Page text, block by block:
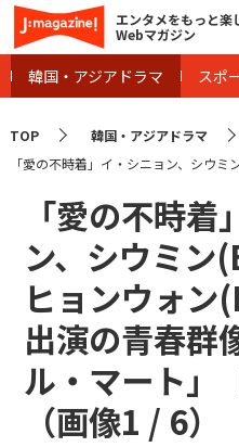
エンタメをもっと楽
Webマガジン
韓国・アジアドラマ スポ
TOP
韓国・アジアドラマ
「愛の不時着」イ・シニョン、シウミ
「愛の不時着
ン、シウミン
ヒョンウォン
出演の青春群
ル・マート」
（画像1 / 6）